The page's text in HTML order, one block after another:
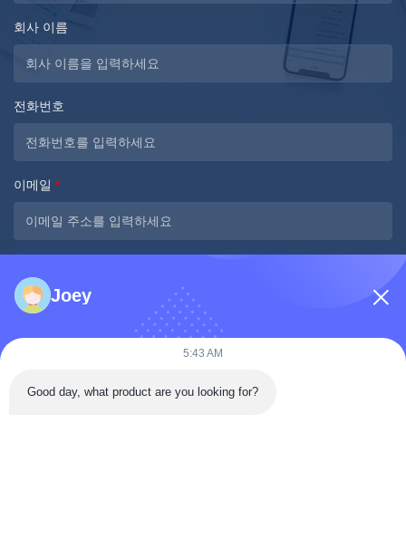
회사 이름
전화번호
이메일 *
Joey
5:43 AM
Good day, what product are you looking for?